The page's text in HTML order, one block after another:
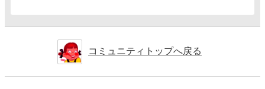
コミュニティトップへ戻る